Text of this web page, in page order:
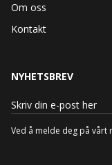
Om oss
Kontakt
NYHETSBREV
Ved å melde deg på